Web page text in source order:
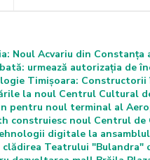
Noul Acvariu din Constanța
urmează autorizația de
Timișoara: Constructorii
la noul Centrul Cultural
pentru noul terminal al
construiesc noul Centrul de
digitale la
clădirea Teatrului "Bulandra"